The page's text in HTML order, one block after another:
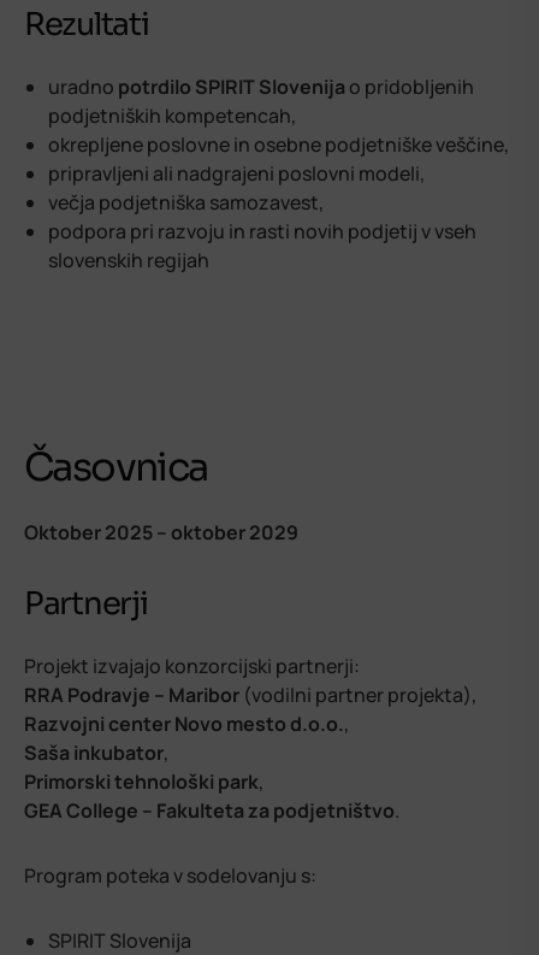
Rezultati
uradno potrdilo SPIRIT Slovenija o pridobljenih
podjetniških kompetencah,
okrepljene poslovne in osebne podjetniške veščine,
pripravljeni ali nadgrajeni poslovni modeli,
večja podjetniška samozavest,
podpora pri razvoju in rasti novih podjetij v vseh
slovenskih regijah
Časovnica
Oktober 2025 – oktober 2029
Partnerji
Projekt izvajajo konzorcijski partnerji:
RRA Podravje – Maribor (vodilni partner projekta),
Razvojni center Novo mesto d.o.o.,
Saša inkubator,
Primorski tehnološki park,
GEA College – Fakulteta za podjetništvo.
Program poteka v sodelovanju s:
SPIRIT Slovenija